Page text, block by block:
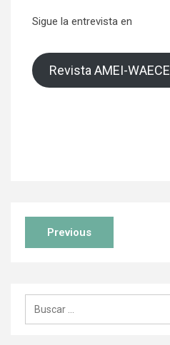
Sigue la entrevista en
Revista AMEI-WAECE
Previous